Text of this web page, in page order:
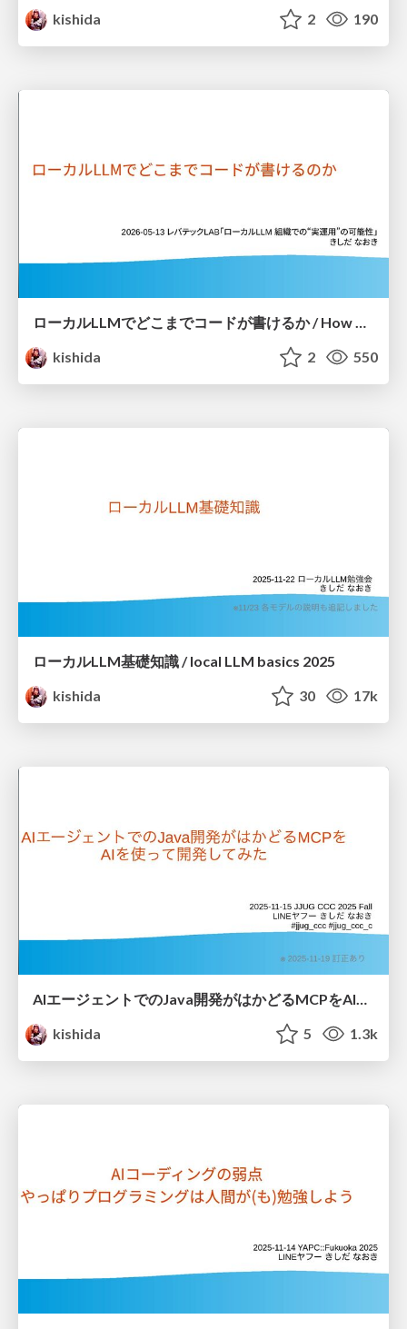
kishida
2 190
ローカルLLMでどこまでコードが書けるか / How much code can be written on a local LLM
kishida
2 550
ローカルLLM基礎知識 / local LLM basics 2025
kishida
30 17k
AIエージェントでのJava開発がはかどるMCPをAIを使って開発してみた / java mcp for jjug
kishida
5 1.3k